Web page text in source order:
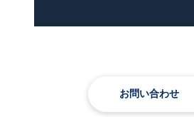
お問い合わせ